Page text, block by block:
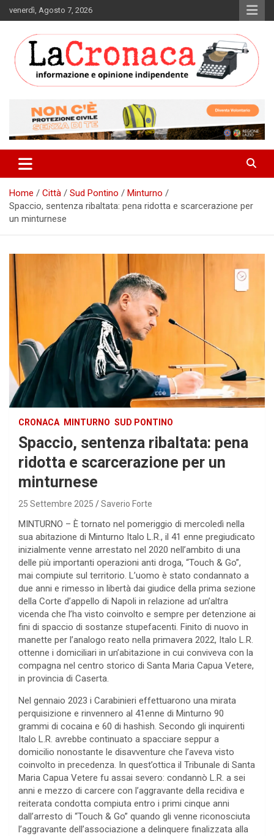
to
venerdì, Agosto 7, 2026
La Cronaca Quotidiano
Home Città Sud Pontino
Minturno
Spaccio, sentenza ribaltata: pena ridotta e scarcerazione per
un minturnese
CRONACA MINTURNO SUD PONTINO
Spaccio, sentenza ribaltata: pena
ridotta e scarcerazione per un
minturnese
25 Settembre 2025 Saverio Forte
MINTURNO – È tornato nel pomeriggio di mercoledì nella
sua abitazione di Minturno Italo L.R., il 41 enne pregiudicato
inizialmente venne arrestato nel 2020 nell’ambito di una
delle più importanti operazioni anti droga, “Touch & Go”,
mai compiute sul territorio. L’uomo è stato condannato a
due anni e rimesso in libertà dai giudice della prima sezione
della Corte d’appello di Napoli in relazione ad un’altra
vicenda che l’ha visto coinvolto e sempre per detenzione ai
fini di spaccio di sostanze stupefacenti. Finito di nuovo in
manette per l’analogo reato nella primavera 2022, Italo L.R.
ottenne i domiciliari in un’abitazione in cui conviveva con la
compagna nel centro storico di Santa Maria Capua Vetere,
in provincia di Caserta.
Nel gennaio 2023 i Carabinieri effettuarono una mirata
perquisizione e rinvennero al 41enne di Minturno 90
grammi di cocaina e 60 di hashish. Secondo gli inquirenti
Italo L.R. avrebbe continuato a spacciare seppur a
domicilio nonostante le disavventure che l’aveva visto
coinvolto in precedenza. In quest’ottica il Tribunale di Santa
Maria Capua Vetere fu assai severo: condannò L.R. a sei
anni e mezzo di carcere con l’aggravante della recidiva e
reiterata condotta compiuta entro i primi cinque anni
dall’arresto di “Touch & Go” quando gli venne riconosciuta
l’aggravante dell’associazione a delinquere finalizzata alla